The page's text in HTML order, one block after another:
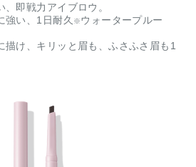
即戦力アイブロウ。
強い、1日耐久 ※ウォータープルー
描け、キリッと眉も、ふさふさ眉も1